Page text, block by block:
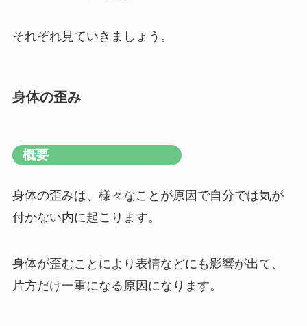
それぞれ見ていきましょう。
身体の歪み
概要
身体の歪みは、様々なことが原因で自分では気が
付かない内に起こります。
身体が歪むことにより表情などにも影響が出て、
片方だけ一重になる原因になります。